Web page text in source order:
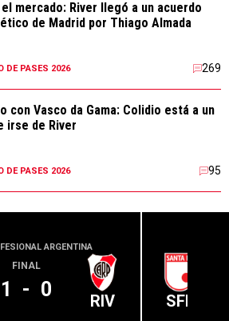
el mercado: River llegó a un acuerdo
de Madrid por Thiago Almada
DE PASES 2026 269
con Vasco da Gama: Colidio está a un
irse de River
DE PASES 2026 95
ARGENTINA
FINAL
1 - 0 RIV SFE